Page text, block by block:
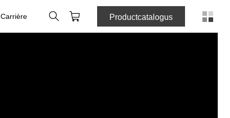
Carrière ZoekenWinkelmandje
Productcatalogus